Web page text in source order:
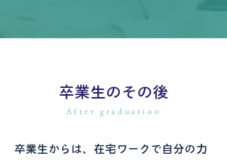
卒業生のその後
After graduation
卒業生からは、在宅ワークで自分の力